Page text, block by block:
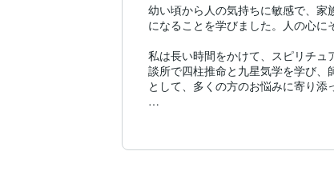
幼い頃から人の気持ちに敏感で、
になることを学びました。人の心に
私は長い時間をかけて、スピリチ
談所で四柱推命と九星気学を学び
として、多くの方のお悩みに寄り添